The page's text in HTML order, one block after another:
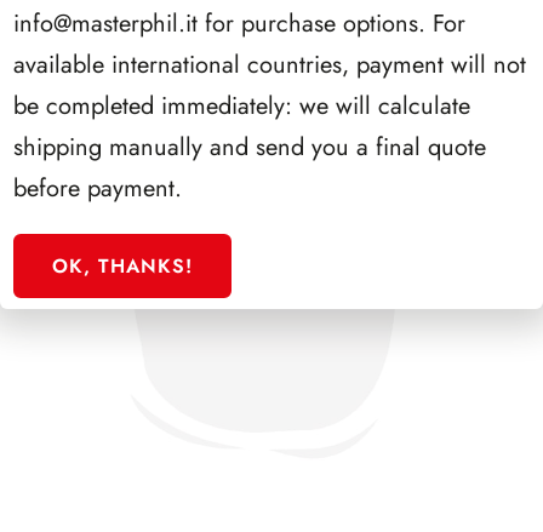
info@masterphil.it for purchase options. For
available international countries, payment will not
be completed immediately: we will calculate
shipping manually and send you a final quote
before payment.
OK, THANKS!